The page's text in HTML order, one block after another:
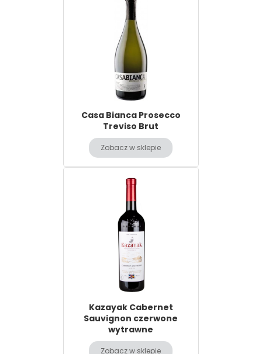
Casa Bianca Prosecco
Treviso Brut
Zobacz w sklepie
Kazayak Cabernet
Sauvignon czerwone
wytrawne
Zobacz w sklepie